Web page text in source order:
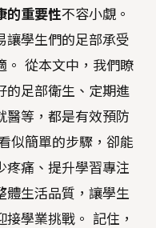
的重要性不容小覷。
讓學生們的足部承受
。 從本文中，我們瞭
的足部衛生、定期進
醫等，都是有效預防
似簡單的步驟，卻能
疼痛、提升學習專注
體生活品質，讓學生
學業挑戰。 記住，